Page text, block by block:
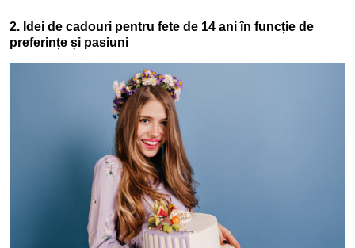
2. Idei de cadouri pentru fete de 14 ani în funcție de
preferințe și pasiuni